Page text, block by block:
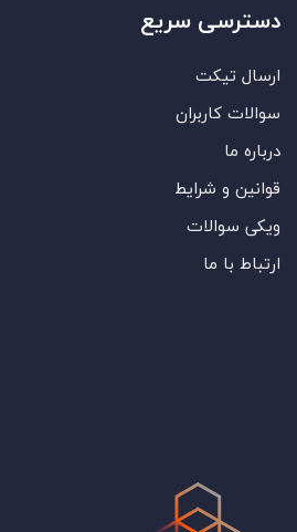
دسترسی سریع
ارسال تیکت
سوالات کاربران
درباره ما
قوانین و شرایط
ویکی سوالات
ارتباط با ما